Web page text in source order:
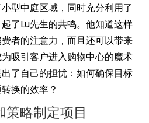
型中庭区域，同时充分利用了
了Lu先生的共鸣。他知道这样
者的注意力，而且还可以带来
吸引客户进入购物中心的魔术
了自己的担忧：如何确保目标
换的效率？
略制定项目